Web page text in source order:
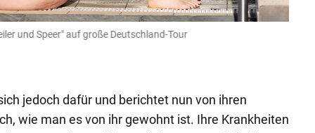
und Speer" auf große Deutschland-Tour
jedoch dafür und berichtet nun von ihren
wie man es von ihr gewohnt ist. Ihre Krankheiten